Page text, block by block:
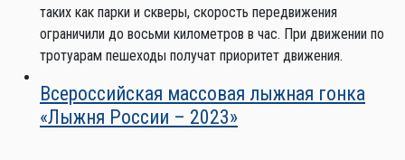
таких как парки и скверы, скорость передвижения
ограничили до восьми километров в час. При движении по
тротуарам пешеходы получат приоритет движения.
Всероссийская массовая лыжная гонка
«Лыжня России – 2023»